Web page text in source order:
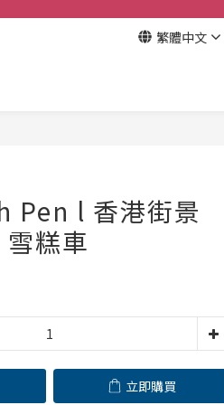
繁體中文
Pen l 香港街景
糕車
立即購買